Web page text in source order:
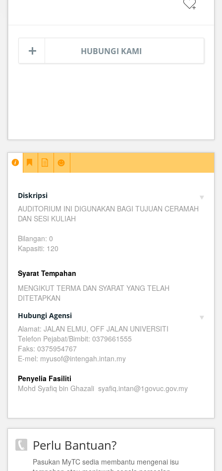
HUBUNGI KAMI
Diskripsi
AUDITORIUM INI DIGUNAKAN BAGI TUJUAN CERAMAH
DAN SESI KULIAH
Bilangan: 0
Kapasiti: 120
Syarat Tempahan
MENGIKUT TERMA DAN SYARAT YANG TELAH
DITETAPKAN
Hubungi Agensi
Alamat: JALAN ELMU, OFF JALAN UNIVERSITI
Telefon Pejabat/Bimbit: 0379661555
Faks: 0375954767
E-mel: myusof@intengah.intan.my
Penyelia Fasiliti
Mohd Syafiq bin Ghazali syafiq.intan@1govuc.gov.my
Perlu Bantuan?
Pasukan MyTC sedia membantu mengenai isu